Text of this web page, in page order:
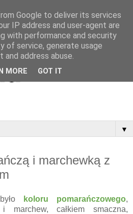
▼
i marchewką z
koloru pomarańczowego,
marchew, całkiem smaczna,
Google to deliver its services
IP address and user-agent are
with performance and security
of service, generate usage
address abuse.
MORE GOT IT